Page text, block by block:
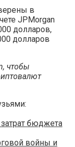
в
JPMorgan
долларов,
долларов
чтобы
бюджета
войны и